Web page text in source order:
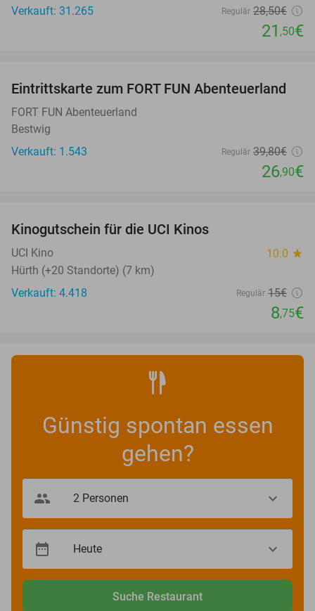
Verkauft: 31.265
Regulär 28,50€
21 ,50€
32%
Eintrittskarte zum FORT FUN Abenteuerland
FORT FUN Abenteuerland
Bestwig
Verkauft: 1.543
Regulär 39,80€
26,90€
Kinogutschein für die UCI Kinos
UCI Kino 10.0 star
Hürth (+20 Standorte) (7 km)
Verkauft: 4.418
Regulär 15€
8,75€
Günstig spontan essen
gehen?
Suche Restaurant